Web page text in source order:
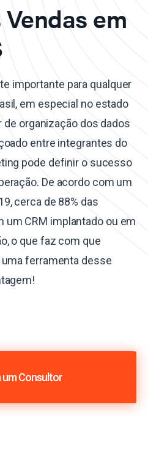
em
importante para qualquer
em especial no estado
de organização dos dados
entre integrantes do
pode definir o sucesso
De acordo com um
cerca de 88% das
um CRM implantado ou em
o que faz com que
ferramenta desse
um Consultor